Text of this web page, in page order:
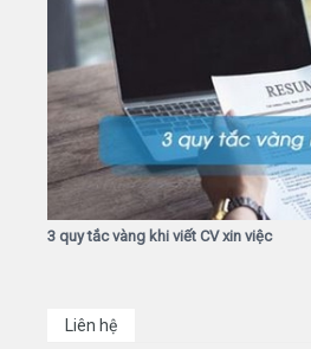
3 quy tắc vàng khi viết CV xin việc
Liên hệ